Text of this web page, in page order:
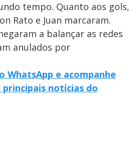
tempo. Quanto aos gols,
Rato e Juan marcaram.
a balançar as redes
anulados por
WhatsApp e acompanhe
notícias do